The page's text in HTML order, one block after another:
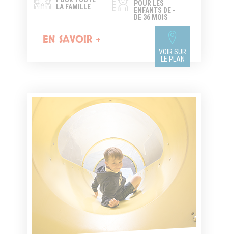
LA FAMILLE
POUR LES
ENFANTS DE -
DE 36 MOIS
EN SAVOIR +
VOIR SUR
LE PLAN